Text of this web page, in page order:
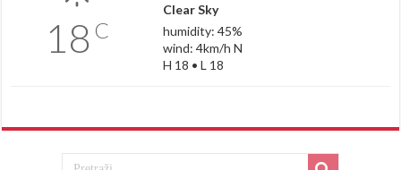
18 C
Clear Sky
humidity: 45%
wind: 4km/h N
H 18 • L 18